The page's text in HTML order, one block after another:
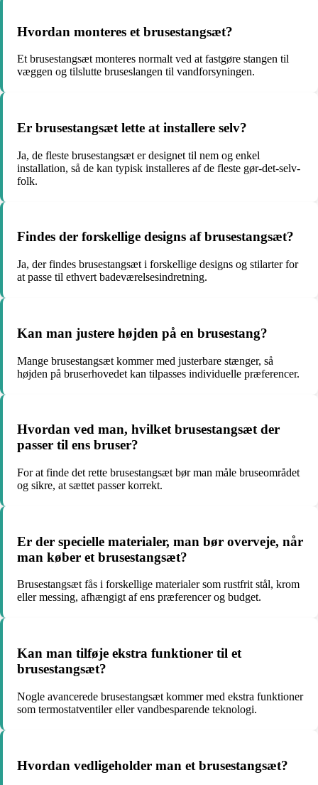
Hvordan monteres et brusestangsæt?
Et brusestangsæt monteres normalt ved at fastgøre stangen til
væggen og tilslutte bruseslangen til vandforsyningen.
Er brusestangsæt lette at installere selv?
Ja, de fleste brusestangsæt er designet til nem og enkel
installation, så de kan typisk installeres af de fleste gør-det-selv-
folk.
Findes der forskellige designs af brusestangsæt?
Ja, der findes brusestangsæt i forskellige designs og stilarter for
at passe til ethvert badeværelsesindretning.
Kan man justere højden på en brusestang?
Mange brusestangsæt kommer med justerbare stænger, så
højden på bruserhovedet kan tilpasses individuelle præferencer.
Hvordan ved man, hvilket brusestangsæt der
passer til ens bruser?
For at finde det rette brusestangsæt bør man måle bruseområdet
og sikre, at sættet passer korrekt.
Er der specielle materialer, man bør overveje, når
man køber et brusestangsæt?
Brusestangsæt fås i forskellige materialer som rustfrit stål, krom
eller messing, afhængigt af ens præferencer og budget.
Kan man tilføje ekstra funktioner til et
brusestangsæt?
Nogle avancerede brusestangsæt kommer med ekstra funktioner
som termostatventiler eller vandbesparende teknologi.
Hvordan vedligeholder man et brusestangsæt?